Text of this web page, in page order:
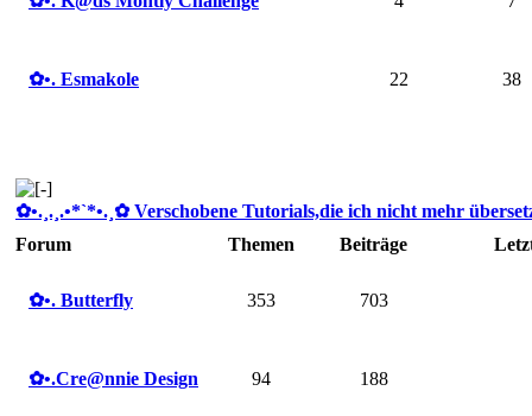
✿ •. Esmakole 22 38
✿ •.¸.¸.•*`*•.¸✿ Verschobene Tutorials,die ich nicht mehr
Forum
Themen Beiträge
✿ •. Butterfly 353 703
✿ •.Cre@nnie Design 94 188